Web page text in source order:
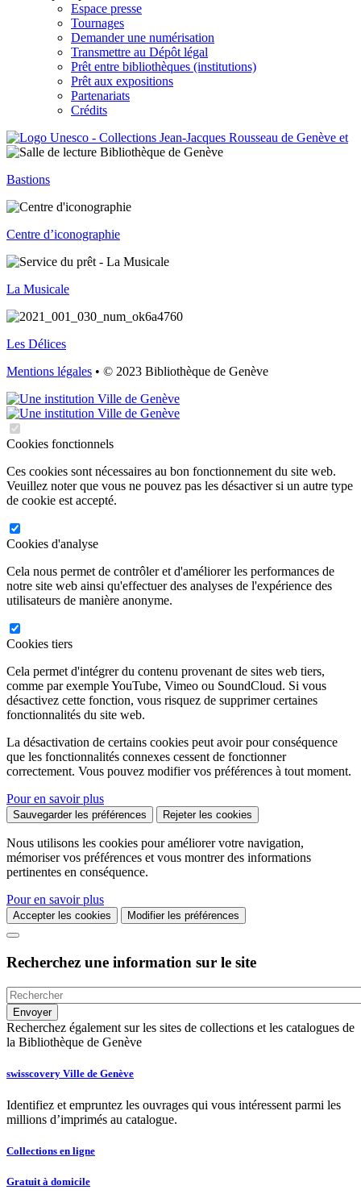
Espace presse
Tournages
Demander une numérisation
Transmettre au Dépôt légal
Prêt entre bibliothèques (institutions)
Prêt aux expositions
Partenariats
Crédits
Bastions
Centre d’iconographie
La Musicale
Les Délices
Mentions légales • © 2023 Bibliothèque de Genève
Cookies fonctionnels
Ces cookies sont nécessaires au bon fonctionnement du site web.
Veuillez noter que vous ne pouvez pas les désactiver si un autre type
de cookie est accepté.
Cookies d'analyse
Cela nous permet de contrôler et d'améliorer les performances de
notre site web ainsi qu'effectuer des analyses de l'expérience des
utilisateurs de manière anonyme.
Cookies tiers
Cela permet d'intégrer du contenu provenant de sites web tiers,
comme par exemple YouTube, Vimeo ou SoundCloud. Si vous
désactivez cette fonction, vous risquez de supprimer certaines
fonctionnalités du site web.
La désactivation de certains cookies peut avoir pour conséquence
que les fonctionnalités connexes cessent de fonctionner
correctement. Vous pouvez modifier vos préférences à tout moment.
Pour en savoir plus
Sauvegarder les préférences Rejeter les cookies
Nous utilisons les cookies pour améliorer votre navigation,
mémoriser vos préférences et vous montrer des informations
pertinentes en conséquence.
Pour en savoir plus
Accepter les cookies Modifier les préférences
Recherchez une information sur le site
Recherchez également sur les sites de collections et les catalogues de
la Bibliothèque de Genève
swisscovery Ville de Genève
Identifiez et empruntez les ouvrages qui vous intéressent parmi les
millions d’imprimés au catalogue.
Collections en ligne
Gratuit à domicile